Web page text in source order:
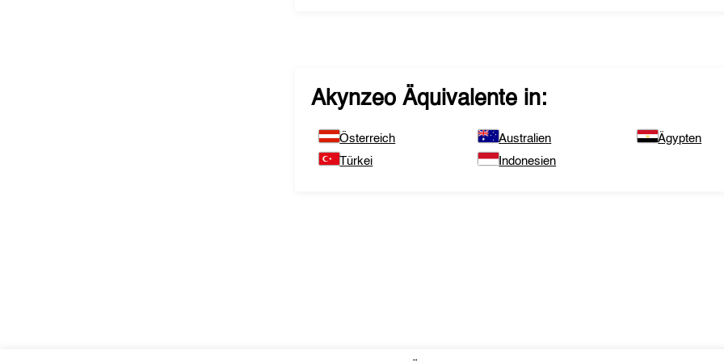
Akynzeo Äquivalente in:
Österreich Australien Ägypten
Türkei
Indonesien